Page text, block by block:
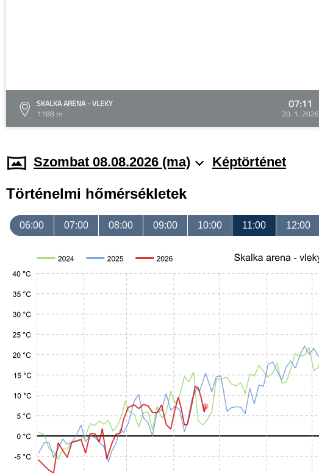
SKALKA ARENA - VLEKY
1188 m
07:11
20. 1. 2026
Szombat 08.08.2026 (ma) Képtörténet
Történelmi hőmérsékletek
06:00 07:00 08:00 09:00 10:00 11:00 12:00